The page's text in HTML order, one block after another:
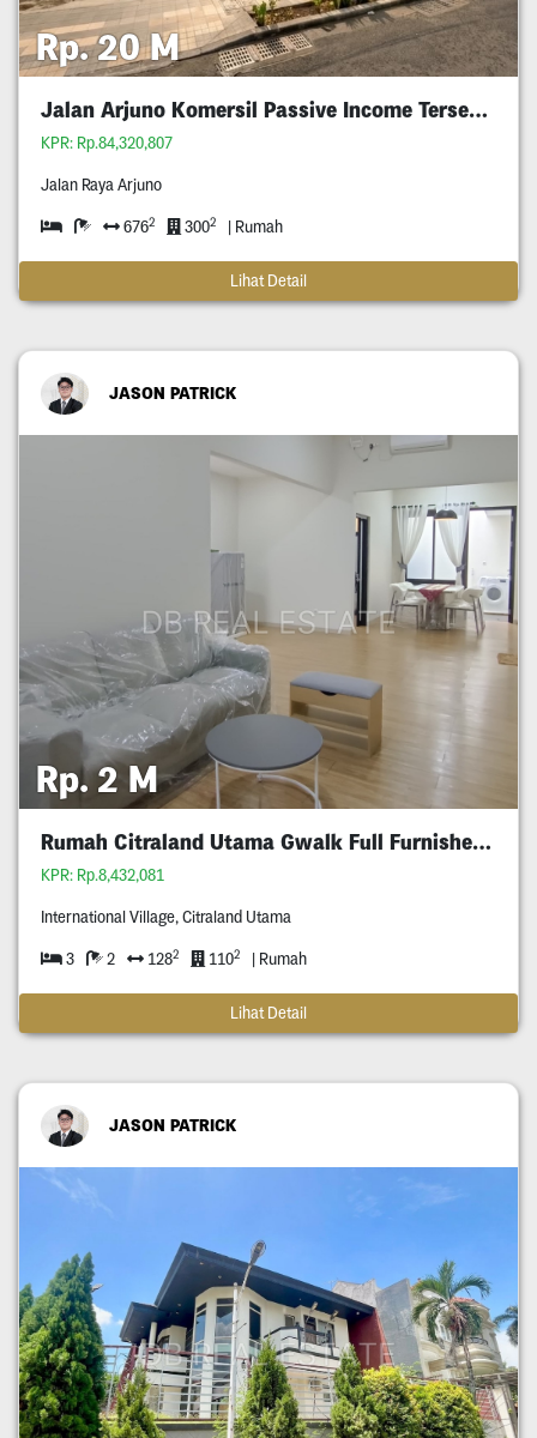
Rp. 20 M
Jalan Arjuno Komersil Passive Income Tersewa
KPR: Rp.84,320,807
Jalan Raya Arjuno
6762 3002 | Rumah
Lihat Detail
JASON PATRICK
Rp. 2 M
Rumah Citraland Utama Gwalk Full Furnished Murah
KPR: Rp.8,432,081
International Village, Citraland Utama
3 2 1282 1102 | Rumah
Lihat Detail
JASON PATRICK